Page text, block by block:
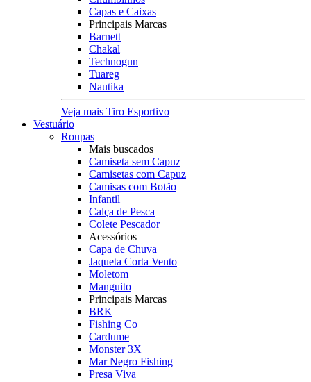
Capas e Caixas
Principais Marcas
Barnett
Chakal
Technogun
Tuareg
Nautika
Veja mais Tiro Esportivo
Vestuário
Roupas
Mais buscados
Camiseta sem Capuz
Camisetas com Capuz
Camisas com Botão
Infantil
Calça de Pesca
Colete Pescador
Acessórios
Capa de Chuva
Jaqueta Corta Vento
Moletom
Manguito
Principais Marcas
BRK
Fishing Co
Cardume
Monster 3X
Mar Negro Fishing
Presa Viva